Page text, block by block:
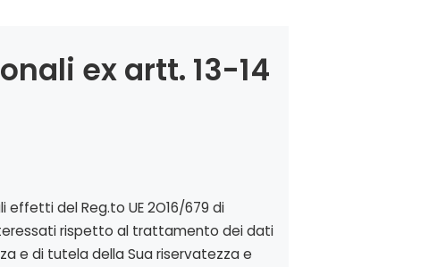
ex artt. 13-14
effetti del Reg.to UE 2O16/679 di
rispetto al trattamento dei dati
e di tutela della Sua riservatezza e